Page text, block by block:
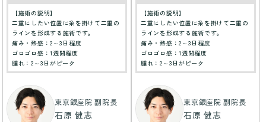
【施術の説明】
二重にしたい位置に糸を掛けて二重の
ラインを形成する施術です。
痛み・熱感：2～3日程度
ゴロゴロ感：1週間程度
腫れ：2～3日がピーク
東京銀座院 副院長
石原 健志
【施術の説明】
二重にしたい位置に糸を掛けて二重の
ラインを形成する施術です。
痛み・熱感：2～3日程度
ゴロゴロ感：1週間程度
腫れ：2～3日がピーク
東京銀座院 副院長
石原 健志